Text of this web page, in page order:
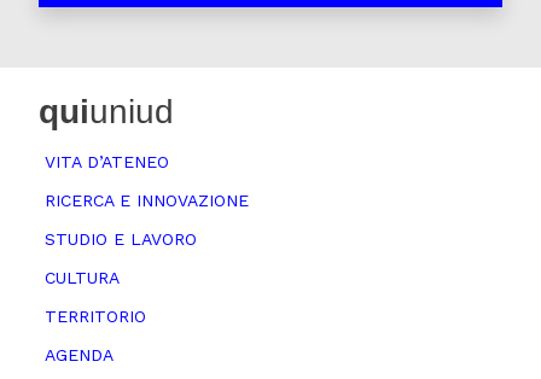
quiuniud
VITA D’ATENEO
RICERCA E INNOVAZIONE
STUDIO E LAVORO
CULTURA
TERRITORIO
AGENDA